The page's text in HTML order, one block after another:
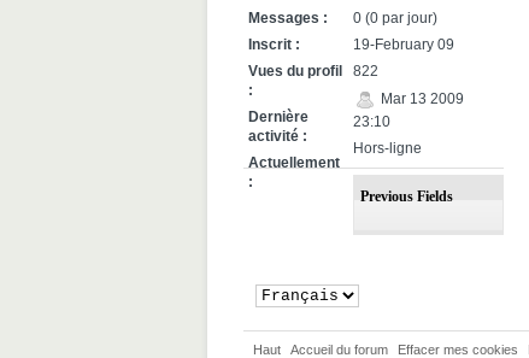
Messages :
0 (0 par jour)
Inscrit :
19-February 09
Vues du profil
:
822
Dernière
activité :
Mar 13 2009
23:10
Actuellement
:
Hors-ligne
Previous Fields
Haut Accueil du forum Effacer mes cookies